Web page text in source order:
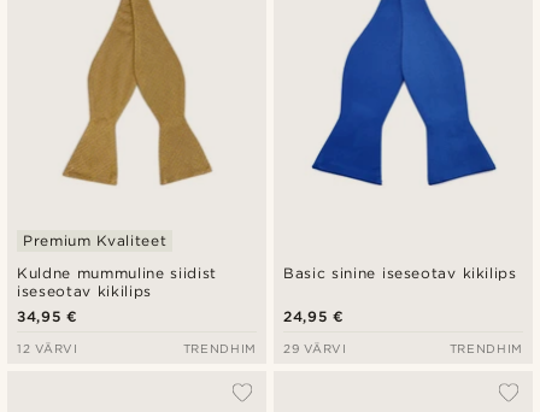
Kuldne mummuline siidist
iseseotav kikilips
Premium Kvaliteet
34,95 €
12 VÄRVI TRENDHIM
Basic sinine iseseotav kikilips
24,95 €
29 VÄRVI TRENDHIM